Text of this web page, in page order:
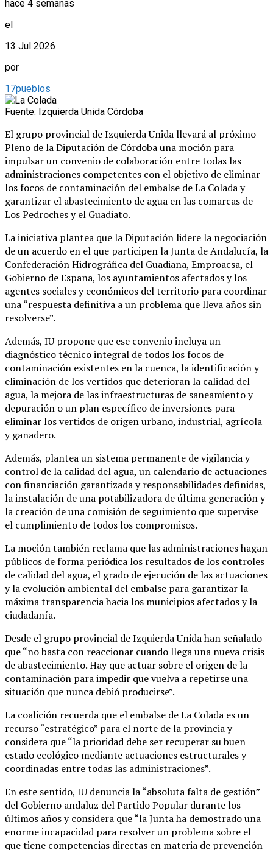
hace 4 semanas
el
13 Jul 2026
por
17pueblos
Fuente: Izquierda Unida Córdoba
El grupo provincial de Izquierda Unida llevará al próximo
Pleno de la Diputación de Córdoba una moción para
impulsar un convenio de colaboración entre todas las
administraciones competentes con el objetivo de eliminar
los focos de contaminación del embalse de La Colada y
garantizar el abastecimiento de agua en las comarcas de
Los Pedroches y el Guadiato.
La iniciativa plantea que la Diputación lidere la negociación
de un acuerdo en el que participen la Junta de Andalucía, la
Confederación Hidrográfica del Guadiana, Emproacsa, el
Gobierno de España, los ayuntamientos afectados y los
agentes sociales y económicos del territorio para coordinar
una “respuesta definitiva a un problema que lleva años sin
resolverse”.
Además, IU propone que ese convenio incluya un
diagnóstico técnico integral de todos los focos de
contaminación existentes en la cuenca, la identificación y
eliminación de los vertidos que deterioran la calidad del
agua, la mejora de las infraestructuras de saneamiento y
depuración o un plan específico de inversiones para
eliminar los vertidos de origen urbano, industrial, agrícola
y ganadero.
Además, plantea un sistema permanente de vigilancia y
control de la calidad del agua, un calendario de actuaciones
con financiación garantizada y responsabilidades definidas,
la instalación de una potabilizadora de última generación y
la creación de una comisión de seguimiento que supervise
el cumplimiento de todos los compromisos.
La moción también reclama que las administraciones hagan
públicos de forma periódica los resultados de los controles
de calidad del agua, el grado de ejecución de las actuaciones
y la evolución ambiental del embalse para garantizar la
máxima transparencia hacia los municipios afectados y la
ciudadanía.
Desde el grupo provincial de Izquierda Unida han señalado
que “no basta con reaccionar cuando llega una nueva crisis
de abastecimiento. Hay que actuar sobre el origen de la
contaminación para impedir que vuelva a repetirse una
situación que nunca debió producirse”.
La coalición recuerda que el embalse de La Colada es un
recurso “estratégico” para el norte de la provincia y
considera que “la prioridad debe ser recuperar su buen
estado ecológico mediante actuaciones estructurales y
coordinadas entre todas las administraciones”.
En este sentido, IU denuncia la “absoluta falta de gestión”
del Gobierno andaluz del Partido Popular durante los
últimos años y considera que “la Junta ha demostrado una
enorme incapacidad para resolver un problema sobre el
que tiene competencias directas en materia de prevención